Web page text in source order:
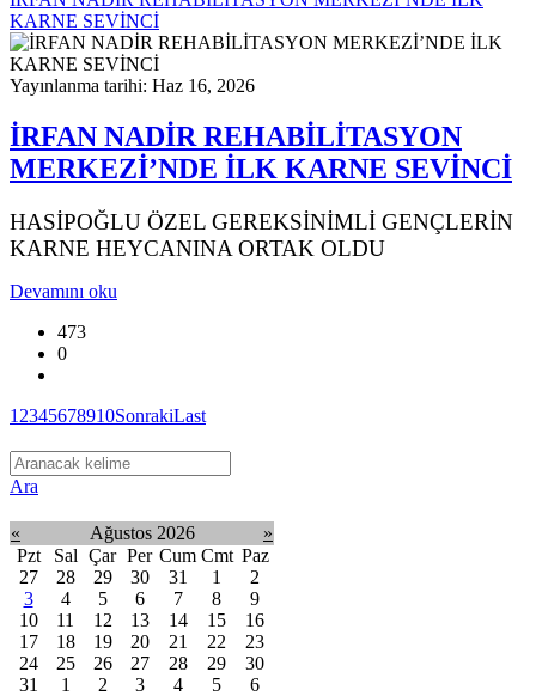
KARNE SEVİNCİ
Yayınlanma tarihi: Haz 16, 2026
İRFAN NADİR REHABİLİTASYON
MERKEZİ’NDE İLK KARNE SEVİNCİ
HASİPOĞLU ÖZEL GEREKSİNİMLİ GENÇLERİN
KARNE HEYCANINA ORTAK OLDU
Devamını oku
473
0
1 2345678910SonrakiLast
Ara
« Ağustos 2026
»
Pzt
Sal Çar Per Cum Cmt Paz
27
28 29 30 31 1
2
3
4 5 6 7 8
9
10
11 12 13 14 15
16
17
18 19 20 21 22
23
24
25 26 27 28 29
30
31
1 2 3 4 5 6